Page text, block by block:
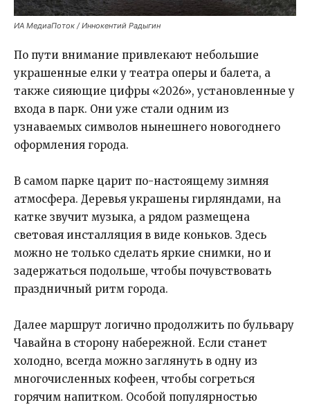
ИА МедиаПоток / Иннокентий Радыгин
По пути внимание привлекают небольшие
украшенные елки у театра оперы и балета, а
также сияющие цифры «2026», установленные у
входа в парк. Они уже стали одним из
узнаваемых символов нынешнего новогоднего
оформления города.
В самом парке царит по-настоящему зимняя
атмосфера. Деревья украшены гирляндами, на
катке звучит музыка, а рядом размещена
световая инсталляция в виде коньков. Здесь
можно не только сделать яркие снимки, но и
задержаться подольше, чтобы почувствовать
праздничный ритм города.
Далее маршрут логично продолжить по бульвару
Чавайна в сторону набережной. Если станет
холодно, всегда можно заглянуть в одну из
многочисленных кофеен, чтобы согреться
горячим напитком. Особой популярностью